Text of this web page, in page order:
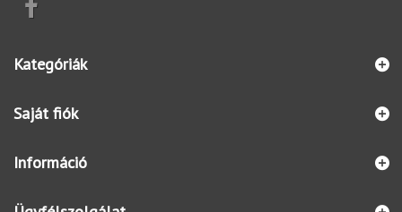
Kategóriák
Saját fiók
Információ